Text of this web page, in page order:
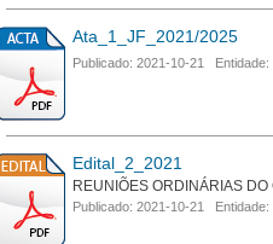
Ata_1_JF_2021/2025
Publicado: 2021-10-21
Edital_2_2021
REUNIÕES ORDINÁRIAS
Publicado: 2021-10-21